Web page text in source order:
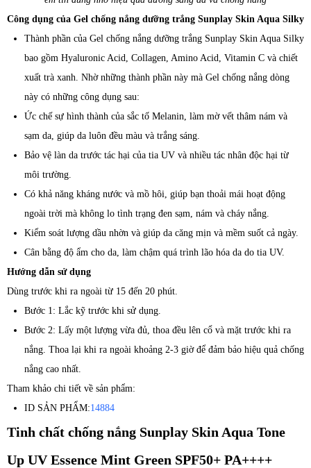
Công dụng của Gel chống nắng dưỡng trắng Sunplay Skin Aqua Silky
Thành phần của Gel chống nắng dưỡng trắng Sunplay Skin Aqua Silky
bao gồm Hyaluronic Acid, Collagen, Amino Acid, Vitamin C và chiết
xuất trà xanh. Nhờ những thành phần này mà Gel chống nắng dòng
này có những công dụng sau:
Ức chế sự hình thành của sắc tố Melanin, làm mờ vết thâm nám và
sạm da, giúp da luôn đều màu và trắng sáng.
Bảo vệ làn da trước tác hại của tia UV và nhiều tác nhân độc hại từ
môi trường.
Có khả năng kháng nước và mồ hôi, giúp bạn thoải mái hoạt động
ngoài trời mà không lo tình trạng đen sạm, nám và cháy nắng.
Kiểm soát lượng dầu nhờn và giúp da căng mịn và mềm suốt cả ngày.
Cân bằng độ ẩm cho da, làm chậm quá trình lão hóa da do tia UV.
Hướng dẫn sử dụng
Dùng trước khi ra ngoài từ 15 đến 20 phút.
Bước 1: Lắc kỹ trước khi sử dụng.
Bước 2: Lấy một lượng vừa đủ, thoa đều lên cổ và mặt trước khi ra
nắng. Thoa lại khi ra ngoài khoảng 2-3 giờ để đảm bảo hiệu quả chống
nắng cao nhất.
Tham khảo chi tiết về sản phẩm:
ID SẢN PHẨM:14884
Tinh chất chống nắng Sunplay Skin Aqua Tone
Up UV Essence Mint Green SPF50+ PA++++